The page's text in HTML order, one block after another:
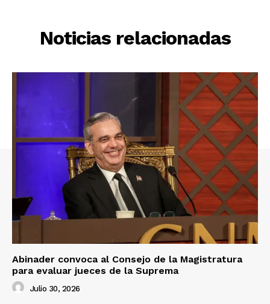
Noticias relacionadas
Abinader convoca al Consejo de la Magistratura
para evaluar jueces de la Suprema
Julio 30, 2026